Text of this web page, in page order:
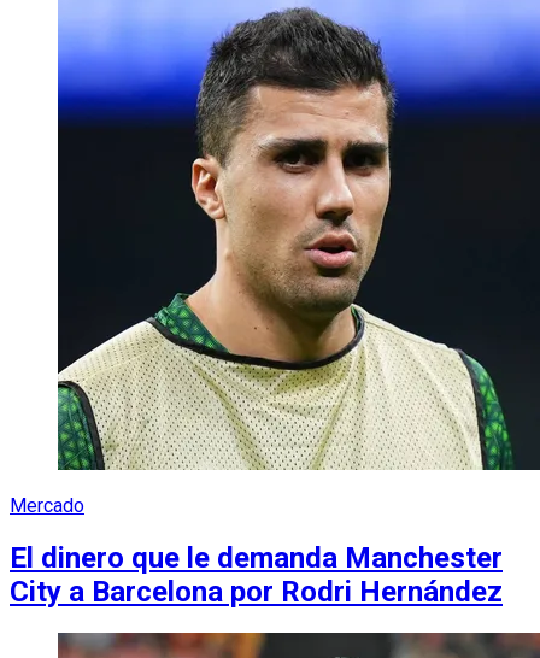
Mercado
El dinero que le demanda Manchester
City a Barcelona por Rodri Hernández